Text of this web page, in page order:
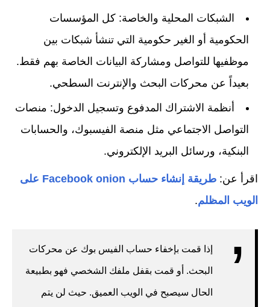
الشبكات المحلية والخاصة: كل المؤسسات
الحكومية أو الغير حكومية التي تنشأ شبكات بين
موظفيها للتواصل ومشاركة البيانات الخاصة بهم فقط.
بعيداً عن محركات البحث والإنترنت السطحي.
أنظمة الاشتراك المدفوع وتسجيل الدخول: منصات
التواصل الاجتماعي مثل منصة الفيسبوك، والحسابات
البنكية، ورسائل البريد الإلكتروني.
اقرأ عن:
طريقة إنشاء حساب Facebook onion على
الويب المظلم.
إذا قمت بإخفاء حساب الفيس بوك عن محركات
البحث. أو قمت بقفل ملفك الشخصي فهو بطبيعة
الحال سيصبح في الويب العميق. حيث لن يتم